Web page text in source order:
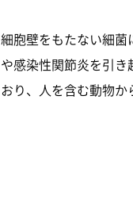
細胞壁をもたない細
や感染性関節炎を引
おり、人を含む動物か